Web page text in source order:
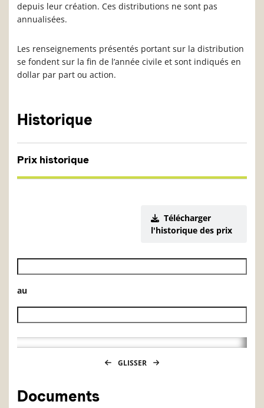
depuis leur création. Ces distributions ne sont pas
annualisées.
Les renseignements présentés portant sur la distribution
se fondent sur la fin de l’année civile et sont indiqués en
dollar par part ou action.
Historique
Prix historique
Télécharger
l'historique des prix
Date de début de l’historique des VL
au
Date de fin de l’historique des VL
GLISSER
Documents